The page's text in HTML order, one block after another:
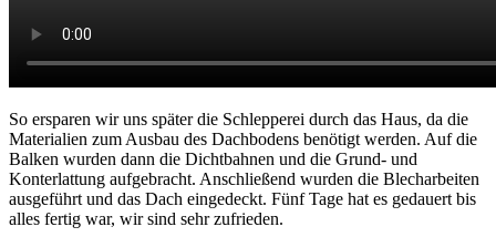
So ersparen wir uns später die Schlepperei durch das Haus, da die
Materialien zum Ausbau des Dachbodens benötigt werden. Auf die
Balken wurden dann die Dichtbahnen und die Grund- und
Konterlattung aufgebracht. Anschließend wurden die Blecharbeiten
ausgeführt und das Dach eingedeckt. Fünf Tage hat es gedauert bis
alles fertig war, wir sind sehr zufrieden.